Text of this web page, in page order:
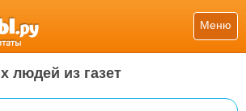
Меню
людей из газет